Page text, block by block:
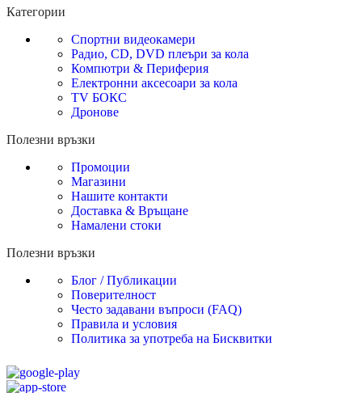
Категории
Спортни видеокамери
Радио, CD, DVD плеъри за кола
Компютри & Периферия
Електронни аксесоари за кола
TV БОКС
Дронове
Полезни връзки
Промоции
Магазини
Нашите контакти
Доставка & Връщане
Намалени стоки
Полезни връзки
Блог / Публикации
Поверителност
Често задавани въпроси (FAQ)
Правила и условия
Политика за употреба на Бисквитки